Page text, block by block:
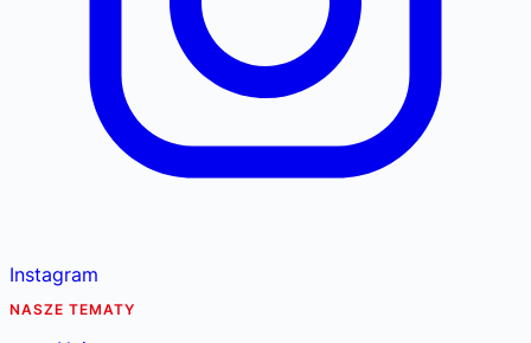
Instagram
NASZE TEMATY